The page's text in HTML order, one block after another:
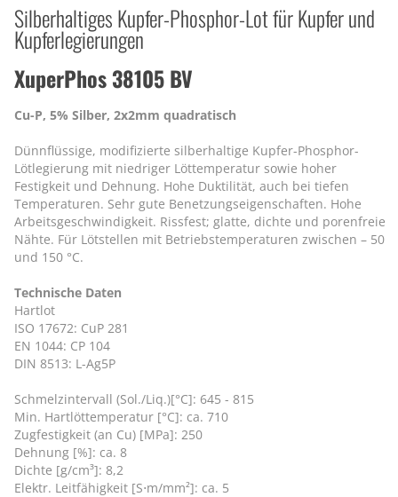
Silberhaltiges Kupfer-Phosphor-Lot für Kupfer und
Kupferlegierungen
XuperPhos 38105 BV
Cu-P, 5% Silber, 2x2mm quadratisch
Dünnflüssige, modifizierte silberhaltige Kupfer-Phosphor-
Lötlegierung mit niedriger Löttemperatur sowie hoher
Festigkeit und Dehnung. Hohe Duktilität, auch bei tiefen
Temperaturen. Sehr gute Benetzungseigenschaften. Hohe
Arbeitsgeschwindigkeit. Rissfest; glatte, dichte und porenfreie
Nähte. Für Lötstellen mit Betriebstemperaturen zwischen – 50
und 150 °C.
Technische Daten
Hartlot
ISO 17672: CuP 281
EN 1044: CP 104
DIN 8513: L-Ag5P
Schmelzintervall (Sol./Liq.)[°C]: 645 - 815
Min. Hartlöttemperatur [°C]: ca. 710
Zugfestigkeit (an Cu) [MPa]: 250
Dehnung [%]: ca. 8
Dichte [g/cm³]: 8,2
Elektr. Leitfähigkeit [S⋅m/mm²]: ca. 5